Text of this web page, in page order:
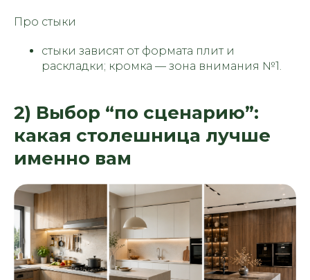
Про стыки
стыки зависят от формата плит и
раскладки; кромка — зона внимания №1.
2) Выбор “по сценарию”:
какая столешница лучше
именно вам